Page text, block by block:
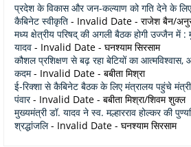
प्रदेश के विकास और जन-कल्याण को गति देने के
कैबिनेट स्वीकृति - Invalid Date - राजेश बैन/
मध्य क्षेत्रीय परिषद् की अगली बैठक होगी उज्जैन में :
यादव - Invalid Date - घनश्याम सिरसाम
कौशल प्रशिक्षण से बढ़ रहा बेटियों का
कदम- Invalid Date - बबीता मिश्रा
ई-रिक्शा से कैबिनेट बैठक के लिए मंत्रालय पहुंचे
पंवार- Invalid Date - बबीता मिश्रा/शिवम शुक्ल
मुख्यमंत्री डॉ. यादव ने स्व. मल्हारराव होल्कर की
श्रद्धांजलि- Invalid Date - घनश्याम सिरसाम